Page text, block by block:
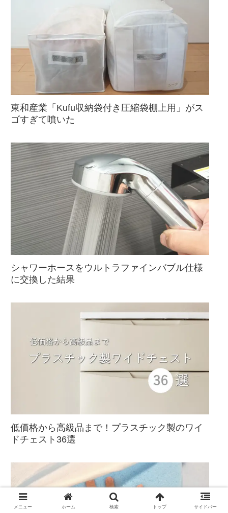
東和産業「Kufu収納袋付き圧縮袋棚上用」がス
ゴすぎて噴いた
シャワーホースをウルトラファインバブル仕様
に交換した結果
低価格から高級品まで！プラスチック製のワイ
ドチェスト36選
メニュー ホーム 検索 トップ サイドバー